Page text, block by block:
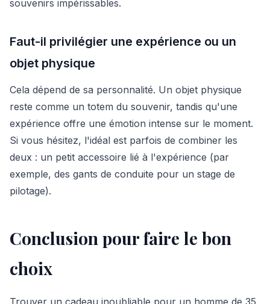
souvenirs impérissables.
Faut-il privilégier une expérience ou un
objet physique
Cela dépend de sa personnalité. Un objet physique
reste comme un totem du souvenir, tandis qu'une
expérience offre une émotion intense sur le moment.
Si vous hésitez, l'idéal est parfois de combiner les
deux : un petit accessoire lié à l'expérience (par
exemple, des gants de conduite pour un stage de
pilotage).
Conclusion pour faire le bon
choix
Trouver un cadeau inoubliable pour un homme de 35